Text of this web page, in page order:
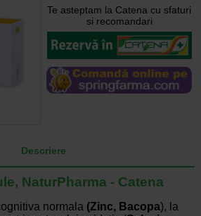
Te asteptam la Catena cu sfaturi
si recomandari
Descriere
NaturPharma - Catena
normala (Zinc, Bacopa), la